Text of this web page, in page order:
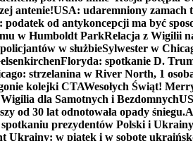
antenie!USA: udaremniony zamach
podatek od antykoncepcji ma być
w Humboldt ParkRelacja z Wigilii
w służbieSylwester w
Floryda: spotkanie D.
strzelanina w River North, 1
kolejki CTAWesołych Świąt!
dla Samotnych i Bezdomnych
od 30 lat odnotowała opady śniegu.
spotkaniu prezydentów Polski i
Ukrainy: w piątek i w sobotę